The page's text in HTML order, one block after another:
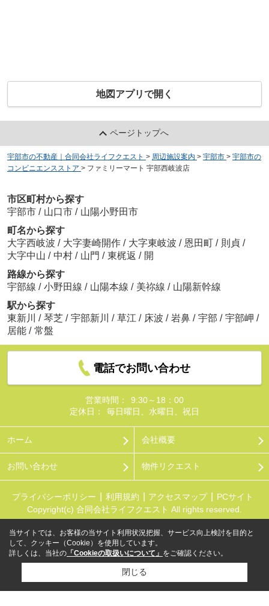
地図アプリで開く
ページトップへ
宇部市の不動産｜合同会社ライフクエスト > 周辺施設案内 > 宇部市 > 宇部市の
コンビニエンスストア > ファミリーマート 宇部西岐波店
市区町村から探す
宇部市 / 山口市 / 山陽小野田市
町名から探す
大字西岐波 / 大字妻崎開作 / 大字東岐波 / 恩田町 / 則貞 /
大字中山 / 中村 / 山門 / 東梶返 / 開
路線から探す
宇部線 / 小野田線 / 山陽本線 / 美祢線 / 山陽新幹線
駅から探す
東新川
/ 琴芝 / 宇部新川 / 草江 / 床波 / 岩鼻 / 宇部 / 宇部岬 /
居能 / 常盤
電話でお問い合わせ
営業時間：
9:30～18：00
定休日：
毎日曜日、水曜日、祝日
ホーム 会社概要
お問い合わせ 物件リクエスト
プライバシーポリシー 利用規約 アクセスマップ
PCサイト
Copyright(c) 合同会社ライフクエスト All rights reserved.
当サイトでは、お客様の当サイト利用状況把握、サービス向上検討を目的と
して、クッキー（Cookie）を使用しています。
詳しくは、当社の 「Cookieの取扱いについて」 をご確認ください。
閉じる